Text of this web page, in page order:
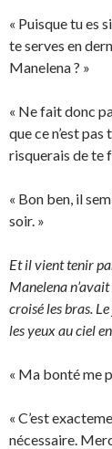
« Puisque tu es
te serves en
Manelena ? »
« Ne fait donc
que ce n’est
risquerais de te
« Bon ben, il
soir. »
Et il vient tenir
Manelena
croisé les bras.
les yeux au ciel
« Ma bonté me
« C’est
nécessaire.